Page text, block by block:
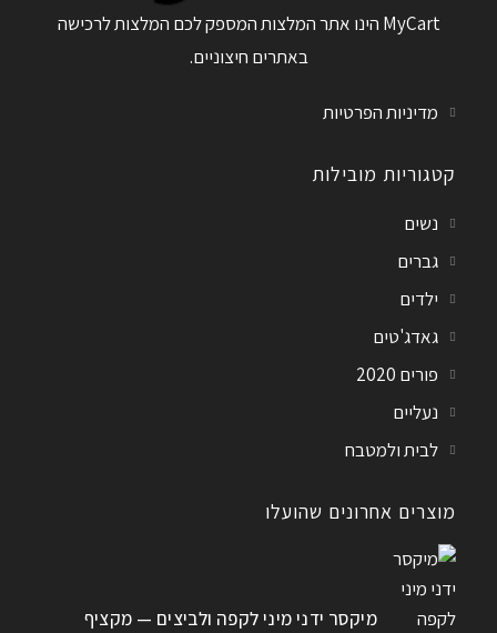
MyCart הינו אתר המלצות המספק לכם המלצות לרכישה
באתרים חיצוניים.
מדיניות הפרטיות
קטגוריות מובילות
נשים
גברים
ילדים
גאדג'טים
פורים 2020
נעליים
לבית ולמטבח
מוצרים אחרונים שהועלו
מיקסר ידני מיני לקפה ולביצים — מקציף